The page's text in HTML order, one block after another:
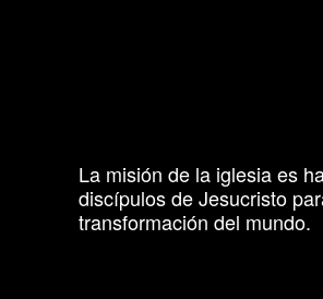
La misión de la iglesia es
discípulos de Jesucristo
transformación del mundo.